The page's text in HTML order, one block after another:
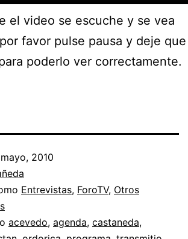
el video se escuche y se vea
favor pulse pausa y deje que
poderlo ver correctamente.
2010
Entrevistas, ForoTV, Otros
acevedo, agenda, castaneda,